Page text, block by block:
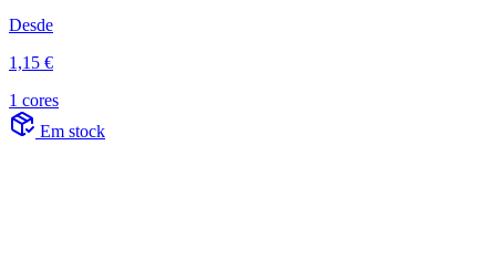
Desde
1,15 €
1 cores
Em stock